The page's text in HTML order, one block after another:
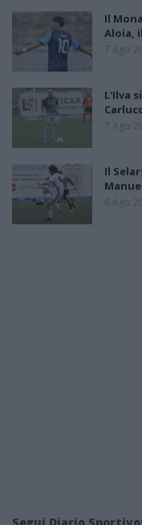
Il
Aloia,
7 Ago
L'Ilva
7 Ago
Il
6 Ago